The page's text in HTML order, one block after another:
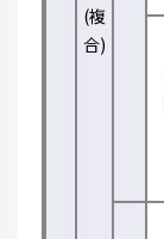
(複
合)